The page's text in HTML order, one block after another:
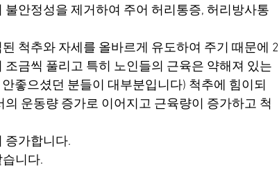
안정성을 제거하여 주어 허리통증, 허리방사통
척추와 자세를 올바르게 유도하여 주기 때문에 2
금씩 풀리고 특히 노인들의 근육은 약해져 있는
좋으셨던 분들이 대부분입니다) 척추에 힘이되
운동량 증가로 이어지고 근육량이 증가하고 척
증가합니다.
니다.